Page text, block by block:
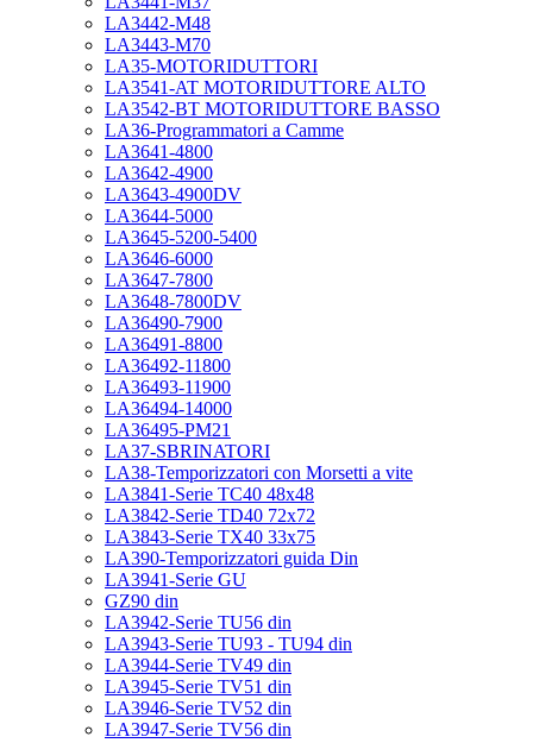
LA3442-M48
LA3443-M70
LA35-MOTORIDUTTORI
LA3541-AT MOTORIDUTTORE ALTO
LA3542-BT MOTORIDUTTORE BASSO
LA36-Programmatori a Camme
LA3641-4800
LA3642-4900
LA3643-4900DV
LA3644-5000
LA3645-5200-5400
LA3646-6000
LA3647-7800
LA3648-7800DV
LA36490-7900
LA36491-8800
LA36492-11800
LA36493-11900
LA36494-14000
LA36495-PM21
LA37-SBRINATORI
LA38-Temporizzatori con Morsetti a vite
LA3841-Serie TC40 48x48
LA3842-Serie TD40 72x72
LA3843-Serie TX40 33x75
LA390-Temporizzatori guida Din
LA3941-Serie GU
GZ90 din
LA3942-Serie TU56 din
LA3943-Serie TU93 - TU94 din
LA3944-Serie TV49 din
LA3945-Serie TV51 din
LA3946-Serie TV52 din
LA3947-Serie TV56 din